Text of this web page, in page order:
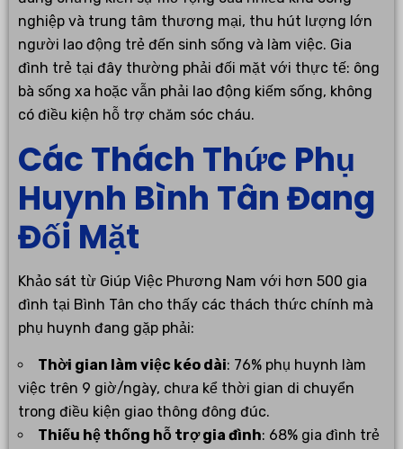
nghiệp và trung tâm thương mại, thu hút lượng lớn
người lao động trẻ đến sinh sống và làm việc. Gia
đình trẻ tại đây thường phải đối mặt với thực tế: ông
bà sống xa hoặc vẫn phải lao động kiếm sống, không
có điều kiện hỗ trợ chăm sóc cháu.
Các Thách Thức Phụ
Huynh Bình Tân Đang
Đối Mặt
Khảo sát từ Giúp Việc Phương Nam với hơn 500 gia
đình tại Bình Tân cho thấy các thách thức chính mà
phụ huynh đang gặp phải:
Thời gian làm việc kéo dài: 76% phụ huynh làm
việc trên 9 giờ/ngày, chưa kể thời gian di chuyển
trong điều kiện giao thông đông đúc.
Thiếu hệ thống hỗ trợ gia đình: 68% gia đình trẻ